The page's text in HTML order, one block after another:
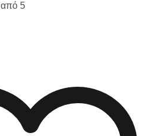
από 5